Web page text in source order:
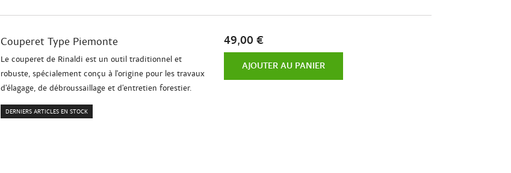
Couperet Type Piemonte
Le couperet de Rinaldi est un outil traditionnel et
robuste, spécialement conçu à l'origine pour les travaux
d’élagage, de débroussaillage et d’entretien forestier.
DERNIERS ARTICLES EN STOCK
49,00 €
AJOUTER AU PANIER